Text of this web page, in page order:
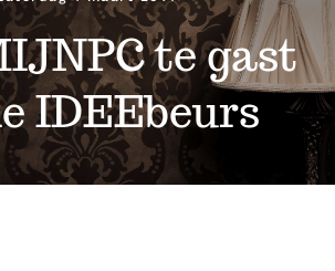
te gast
IDEEbeurs